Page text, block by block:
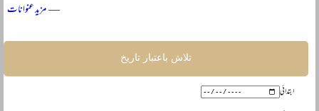
— مزید عنوانات
تلاش باعتبار تاریخ
ابتدائی